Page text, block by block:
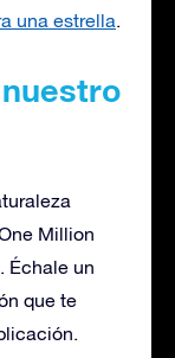
una estrella.
Million
Échale un
que te